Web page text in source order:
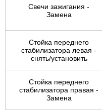
Свечи зажигания -
Замена
Стойка переднего
стабилизатора левая -
снять/установить
Стойка переднего
стабилизатора правая -
Замена